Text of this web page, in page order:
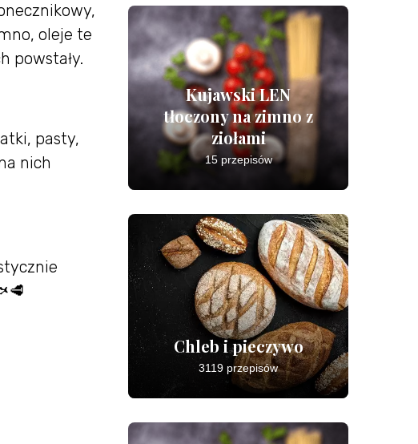
oleje te
powstały.
pasty,
nich
Kujawski LEN
tłoczony na zimno z
ziołami
15 przepisów
Chleb i pieczywo
3119 przepisów